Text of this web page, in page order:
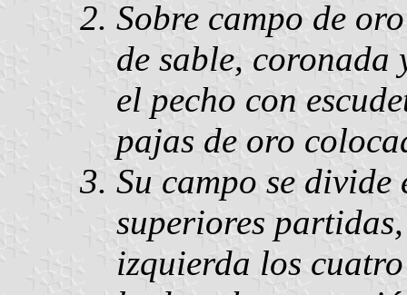
Sobre campo de
de sable, coronada
el pecho con
pajas de oro
Su campo se divide
superiores
izquierda los